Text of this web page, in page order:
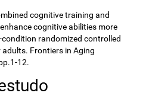
cognitive training and
cognitive abilities more
randomized controlled
Frontiers in Aging
12.